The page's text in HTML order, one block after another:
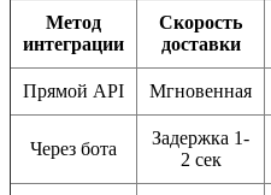
Метод
интеграции
Скорость
доставки
Прямой API Мгновенная
Через бота
Задержка 1-
2 сек